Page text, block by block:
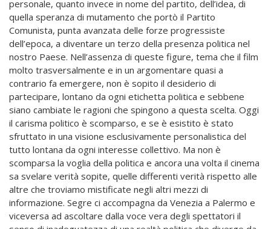
personale, quanto invece in nome del partito, dell’idea, di
quella speranza di mutamento che portò il Partito
Comunista, punta avanzata delle forze progressiste
dell’epoca, a diventare un terzo della presenza politica nel
nostro Paese. Nell’assenza di queste figure, tema che il film
molto trasversalmente e in un argomentare quasi a
contrario fa emergere, non è sopito il desiderio di
partecipare, lontano da ogni etichetta politica e sebbene
siano cambiate le ragioni che spingono a questa scelta. Oggi
il carisma politico è scomparso, e se è esistito è stato
sfruttato in una visione esclusivamente personalistica del
tutto lontana da ogni interesse collettivo. Ma non è
scomparsa la voglia della politica e ancora una volta il cinema
sa svelare verità sopite, quelle differenti verità rispetto alle
altre che troviamo mistificate negli altri mezzi di
informazione. Segre ci accompagna da Venezia a Palermo e
viceversa ad ascoltare dalla voce vera degli spettatori il